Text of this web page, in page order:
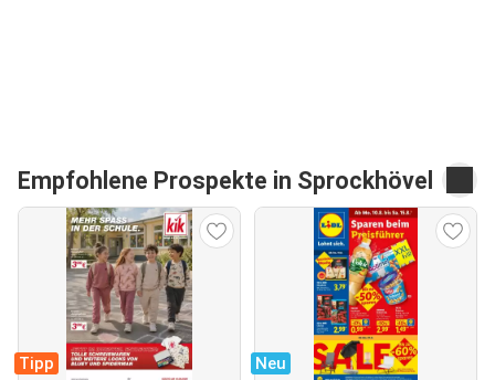
Empfohlene Prospekte in Sprockhövel
Tipp Neu